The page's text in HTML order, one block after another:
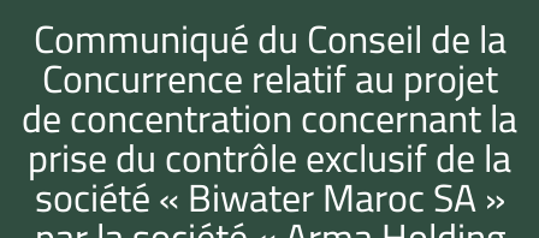
Communiqué du Conseil de la
Concurrence relatif au projet
de concentration concernant la
prise du contrôle exclusif de la
société « Biwater Maroc SA »